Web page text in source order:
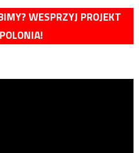
WESPRZYJ PROJEKT